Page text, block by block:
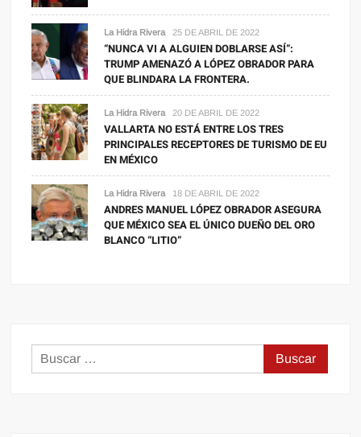
La Hidra Rivera 25 DE ABRIL DE 2022
“NUNCA VI A ALGUIEN DOBLARSE ASÍ”:
TRUMP AMENAZÓ A LÓPEZ OBRADOR PARA
QUE BLINDARA LA FRONTERA.
La Hidra Rivera 20 DE ABRIL DE 2022
VALLARTA NO ESTÁ ENTRE LOS TRES
PRINCIPALES RECEPTORES DE TURISMO DE EU
EN MÉXICO
La Hidra Rivera 18 DE ABRIL DE 2022
ANDRES MANUEL LÓPEZ OBRADOR ASEGURA
QUE MÉXICO SEA EL ÚNICO DUEÑO DEL ORO
BLANCO “LITIO”
Buscar: